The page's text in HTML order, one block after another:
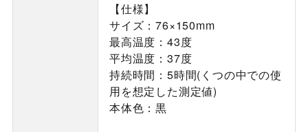
【仕様】
サイズ：76×150mm
最高温度：43度
平均温度：37度
持続時間：5時間(くつの中での使
用を想定した測定値)
本体色：黒